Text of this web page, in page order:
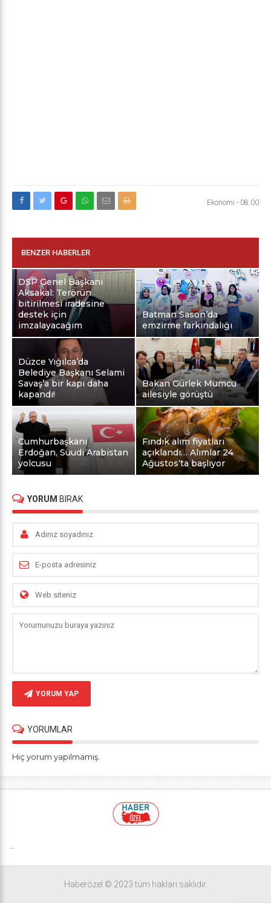
Ekonomi - 08:00
BENZER HABERLER
DSP Genel Başkanı
Aksakal: Terörün
bitirilmesi iradesine
destek için
imzalayacağım
Batman Sason’da
emzirme farkındalığı
Düzce Yığılca’da
Belediye Başkanı Selami
Savaş’a bir kapı daha
kapandı!
Bakan Gürlek Mumcu
ailesiyle görüştü
Cumhurbaşkanı
Erdoğan, Suudi Arabistan
yolcusu
Fındık alım fiyatları
açıklandı… Alımlar 24
Ağustos’ta başlıyor
YORUM BIRAK
YORUM YAP
YORUMLAR
Hiç yorum yapılmamış.
Haberözel © 2023 tüm hakları saklıdır.